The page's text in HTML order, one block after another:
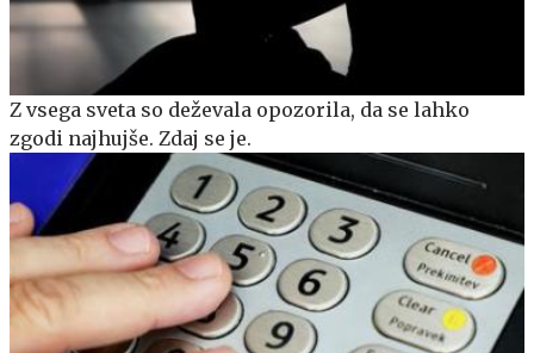
Z vsega sveta so deževala opozorila, da se lahko
zgodi najhujše. Zdaj se je.